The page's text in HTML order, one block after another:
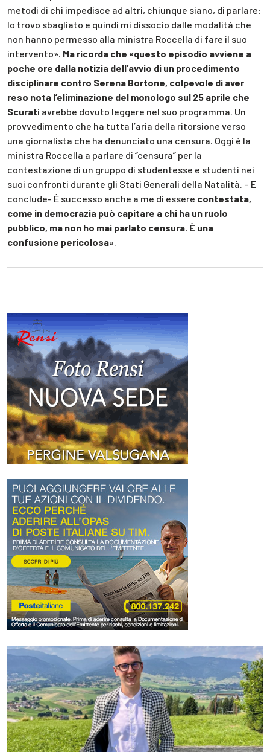
metodi di chi impedisce ad altri, chiunque siano, di parlare:
lo trovo sbagliato e quindi mi dissocio dalle modalità che
non hanno permesso alla ministra Roccella di fare il suo
intervento». Ma ricorda che «questo episodio avviene a
poche ore dalla notizia dell’avvio di un procedimento
disciplinare contro Serena Bortone, colpevole di aver
reso nota l’eliminazione del monologo sul 25 aprile che
Scurati avrebbe dovuto leggere nel suo programma. Un
provvedimento che ha tutta l’aria della ritorsione verso
una giornalista che ha denunciato una censura. Oggi è la
ministra Roccella a parlare di “censura” per la
contestazione di un gruppo di studentesse e studenti nei
suoi confronti durante gli Stati Generali della Natalità. – E
conclude- È successo anche a me di essere contestata,
come in democrazia può capitare a chi ha un ruolo
pubblico, ma non ho mai parlato censura. È una
confusione pericolosa».